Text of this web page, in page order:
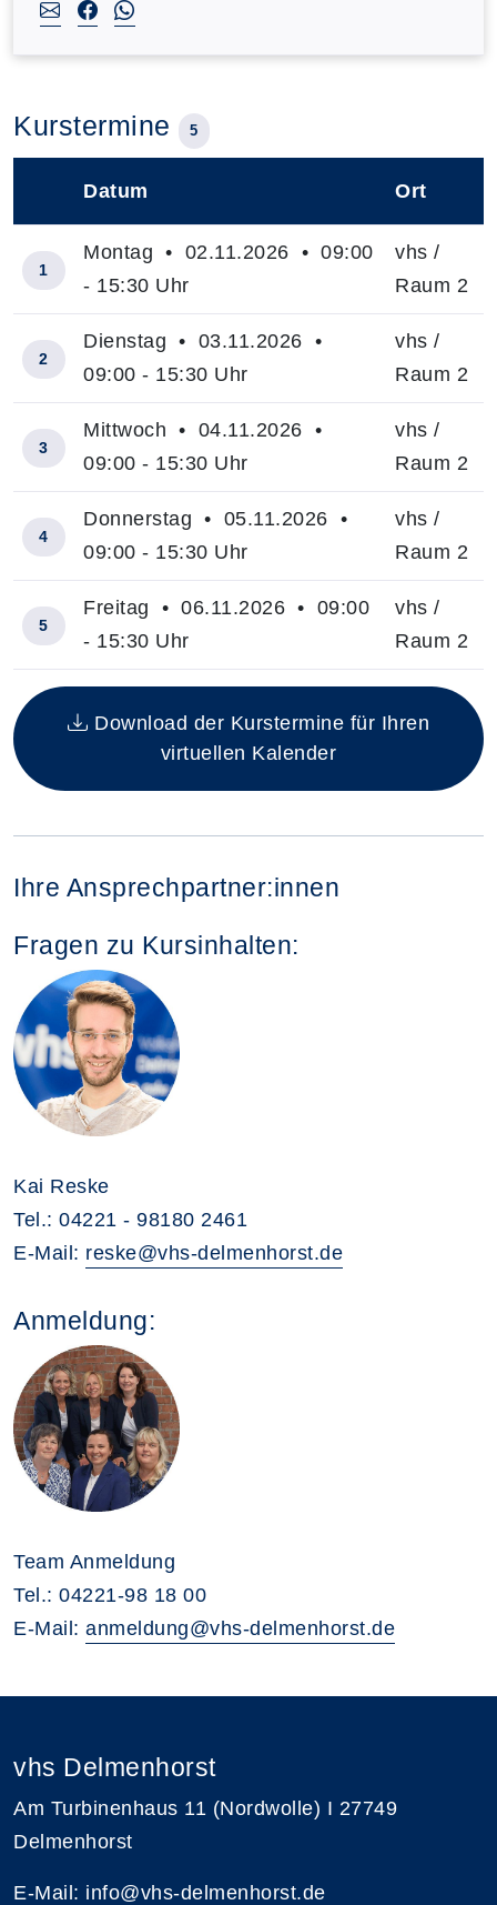
Kurstermine 5
Insgesamt gibt es 5 Termine zum diesen Kurs
Datum Ort
1
Montag • 02.11.2026 • 09:00
- 15:30 Uhr
vhs /
Raum 2
2
Dienstag • 03.11.2026 •
09:00 - 15:30 Uhr
vhs /
Raum 2
3
Mittwoch • 04.11.2026 •
09:00 - 15:30 Uhr
vhs /
Raum 2
4
Donnerstag • 05.11.2026 •
09:00 - 15:30 Uhr
vhs /
Raum 2
5
Freitag • 06.11.2026 • 09:00
- 15:30 Uhr
vhs /
Raum 2
Download der Kurstermine für Ihren
virtuellen Kalender
Ihre Ansprechpartner:innen
Fragen zu Kursinhalten:
Kai Reske
Tel.: 04221 - 98180 2461
E-Mail: reske@vhs-delmenhorst.de
Anmeldung:
Team Anmeldung
Tel.: 04221-98 18 00
E-Mail: anmeldung@vhs-delmenhorst.de
vhs Delmenhorst
Am Turbinenhaus 11 (Nordwolle) I 27749
Delmenhorst
E-Mail: info@vhs-delmenhorst.de